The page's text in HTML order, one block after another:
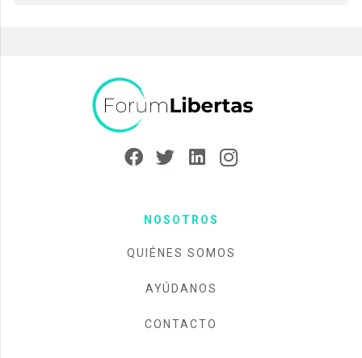
NOSOTROS
QUIÉNES SOMOS
AYÚDANOS
CONTACTO